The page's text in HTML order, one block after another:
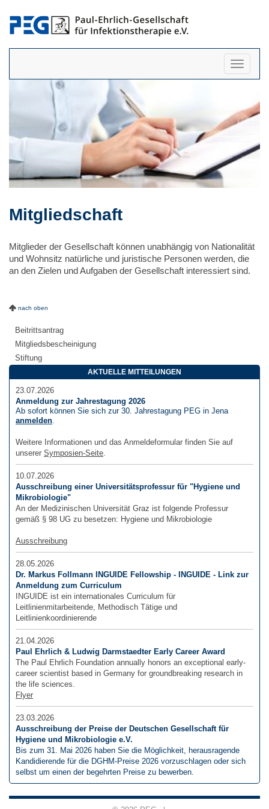
anzeigen
Mitgliedschaft
Mitglieder der Gesellschaft können unabhängig von Nationalität
und Wohnsitz natürliche und juristische Personen werden, die
an den Zielen und Aufgaben der Gesellschaft interessiert sind.
nach oben
Beitrittsantrag
Mitgliedsbescheinigung
Stiftung
AKTUELLE MITTEILUNGEN
23.07.2026
Anmeldung zur Jahrestagung 2026
Ab sofort können Sie sich zur 30. Jahrestagung PEG in Jena
anmelden.
Weitere Informationen und das Anmeldeformular finden Sie auf
unserer Symposien-Seite.
10.07.2026
Ausschreibung einer Universitätsprofessur für "Hygiene und
Mikrobiologie"
An der Medizinischen Universität Graz ist folgende Professur
gemäß § 98 UG zu besetzen: Hygiene und Mikrobiologie
Ausschreibung
28.05.2026
Dr. Markus Follmann INGUIDE Fellowship - INGUIDE - Link zur
Anmeldung zum Curriculum
INGUIDE ist ein internationales Curriculum für
Leitlinienmitarbeitende, Methodisch Tätige und
Leitlinienkoordinierende
21.04.2026
Paul Ehrlich & Ludwig Darmstaedter Early Career Award
The Paul Ehrlich Foundation annually honors an exceptional early-
career scientist based in Germany for groundbreaking research in
the life sciences.
Flyer
23.03.2026
Ausschreibung der Preise der Deutschen Gesellschaft für
Hygiene und Mikrobiologie e.V.
Bis zum 31. Mai 2026 haben Sie die Möglichkeit, herausragende
Kandidierende für die DGHM-Preise 2026 vorzuschlagen oder sich
selbst um einen der begehrten Preise zu bewerben.